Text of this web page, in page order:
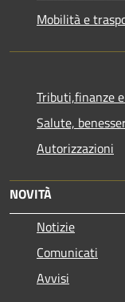
Mobilità e
Tributi,finanze
Salute,
Autorizzazioni
NOVITÀ
Notizie
Comunicati
Avvisi